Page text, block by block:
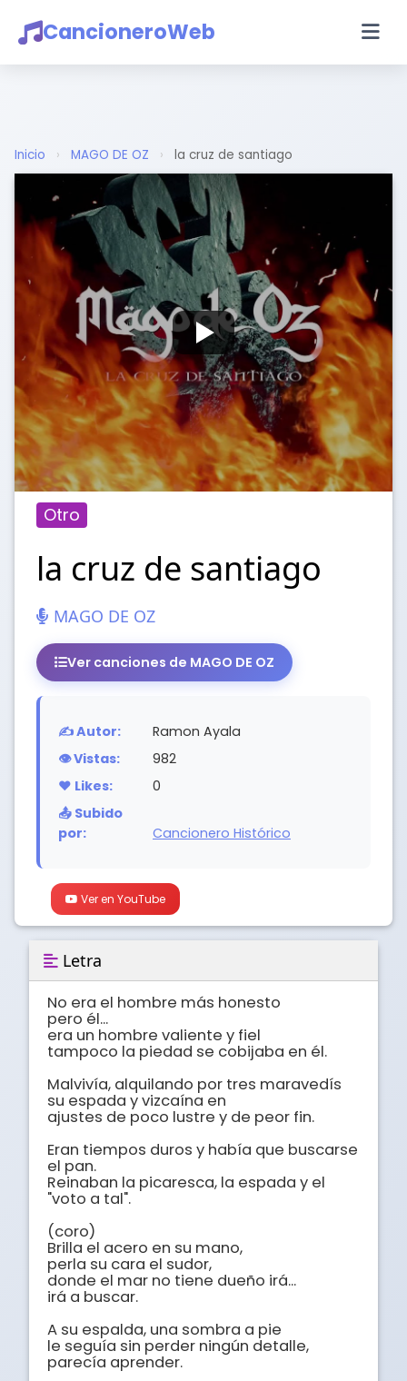
CancioneroWeb
Inicio › MAGO DE OZ › la cruz de santiago
Otro
la cruz de santiago
MAGO DE OZ
Ver canciones de MAGO DE OZ
✍️ Autor:
Ramon Ayala
👁️ Vistas:
982
❤️ Likes:
0
📤 Subido
por:
Cancionero Histórico
Ver en YouTube
Letra
No era el hombre más honesto
pero él...
era un hombre valiente y fiel
tampoco la piedad se cobijaba en él.
Malvivía, alquilando por tres maravedís
su espada y vizcaína en
ajustes de poco lustre y de peor fin.
Eran tiempos duros y había que buscarse
el pan.
Reinaban la picaresca, la espada y el
"voto a tal".
(coro)
Brilla el acero en su mano,
perla su cara el sudor,
donde el mar no tiene dueño irá...
irá a buscar.
A su espalda, una sombra a pie
le seguía sin perder ningún detalle,
parecía aprender.